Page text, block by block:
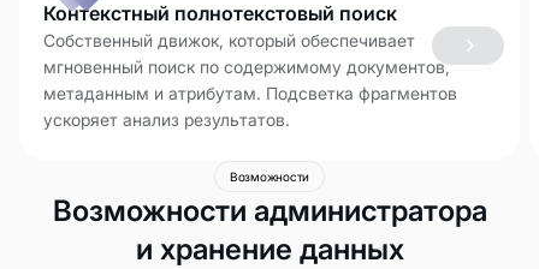
Контекстный полнотекстовый поиск
Собственный движок, который обеспечивает
мгновенный поиск по содержимому документов,
метаданным и атрибутам. Подсветка фрагментов
ускоряет анализ результатов.
Возможности
Возможности администратора
и хранение данных